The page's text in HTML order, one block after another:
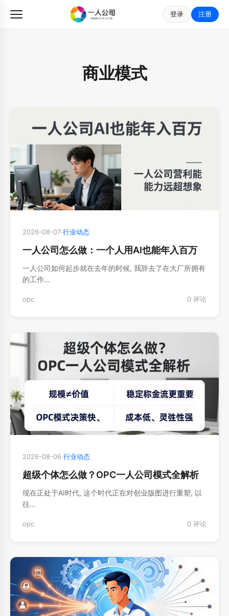
登录 注册
商业模式
2026-08-07·行业动态
一人公司怎么做：一个人用AI也能年入百万
一人公司如何起步就在去年的时候, 我辞去了在大厂所拥有
的工作…
opc 0 评论
2026-08-06·行业动态
超级个体怎么做？OPC一人公司模式全解析
现在正处于AI时代, 这个时代正在对创业版图进行重塑, 以
往…
opc 0 评论